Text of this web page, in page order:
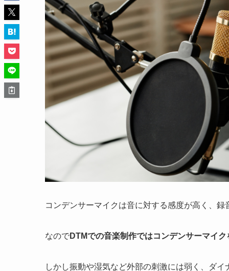
コンデンサーマイクは音に対する感度が高く、録
なのでDTMでの音楽制作ではコンデンサーマイ
しかし振動や湿気など外部の刺激には弱く、ダイ